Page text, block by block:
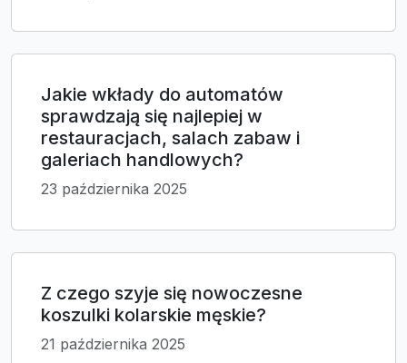
Jakie wkłady do automatów
sprawdzają się najlepiej w
restauracjach, salach zabaw i
galeriach handlowych?
23 października 2025
Z czego szyje się nowoczesne
koszulki kolarskie męskie?
21 października 2025